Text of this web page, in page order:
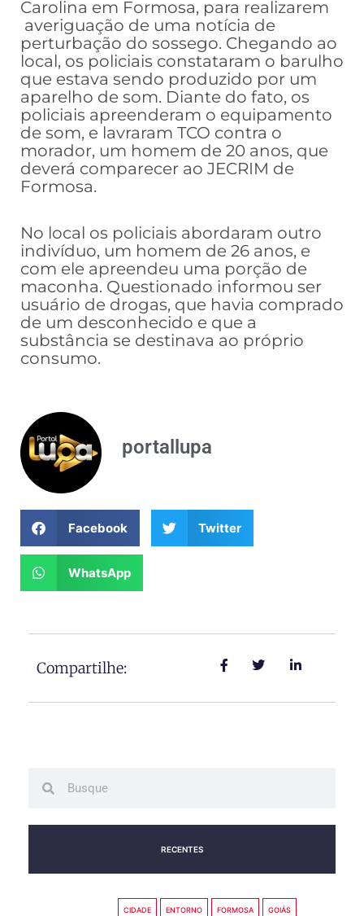
Carolina em Formosa, para realizarem
averiguação de uma notícia de
perturbação do sossego. Chegando ao
local, os policiais constataram o barulho
que estava sendo produzido por um
aparelho de som. Diante do fato, os
policiais apreenderam o equipamento
de som, e lavraram TCO contra o
morador, um homem de 20 anos, que
deverá comparecer ao JECRIM de
Formosa.
No local os policiais abordaram outro
indivíduo, um homem de 26 anos, e
com ele apreendeu uma porção de
maconha. Questionado informou ser
usuário de drogas, que havia comprado
de um desconhecido e que a
substância se destinava ao próprio
consumo.
portallupa
Facebook Twitter
WhatsApp
Compartilhe:
RECENTES
CIDADE ENTORNO FORMOSA GOIÁS